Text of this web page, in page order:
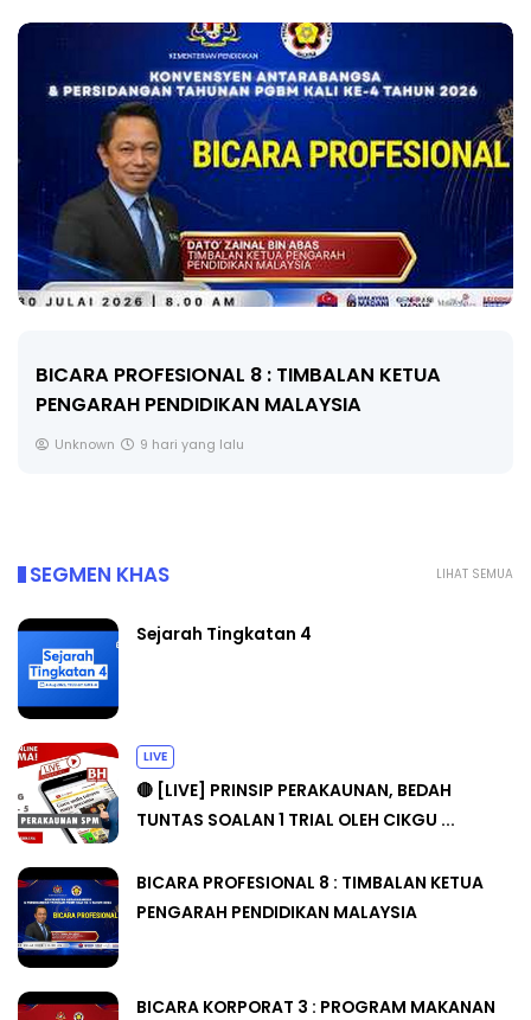
BICARA PROFESIONAL 8 : TIMBALAN KETUA
PENGARAH PENDIDIKAN MALAYSIA
Unknown 9 hari yang lalu
LIHAT SEMUA
SEGMEN KHAS
Sejarah Tingkatan 4
LIVE
🔴 [LIVE] PRINSIP PERAKAUNAN, BEDAH
TUNTAS SOALAN 1 TRIAL OLEH CIKGU ...
BICARA PROFESIONAL 8 : TIMBALAN KETUA
PENGARAH PENDIDIKAN MALAYSIA
BICARA KORPORAT 3 : PROGRAM MAKANAN